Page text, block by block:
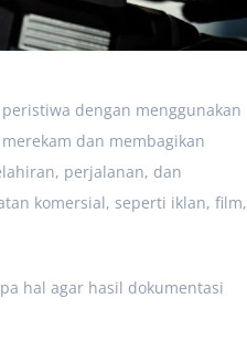
dengan menggunakan
dan membagikan
perjalanan, dan
komersial, seperti iklan, film,
hal agar hasil dokumentasi